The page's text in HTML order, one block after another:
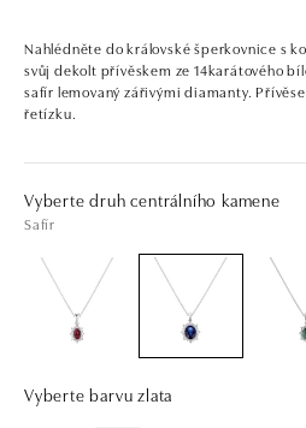
Nahlédněte do královské šperkovnice s
svůj dekolt přívěskem ze 14karátového
safír lemovaný zářivými diamanty.
řetízku.
Vyberte druh centrálního kamene
Safír
Vyberte barvu zlata